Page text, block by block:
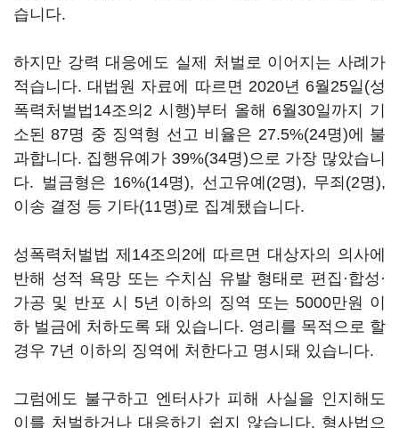
습니다.
하지만 강력 대응에도 실제 처벌로 이어지는 사례가
적습니다. 대법원 자료에 따르면 2020년 6월25일(성
폭력처벌법14조의2 시행)부터 올해 6월30일까지 기
소된 87명 중 징역형 선고 비율은 27.5%(24명)에 불
과합니다. 집행유예가 39%(34명)으로 가장 많았습니
다. 벌금형은 16%(14명), 선고유예(2명), 무죄(2명),
이송 결정 등 기타(11명)로 집계됐습니다.
성폭력처벌법 제14조의2에 따르면 대상자의 의사에
반해 성적 욕망 또는 수치심 유발 형태로 편집·합성·
가공 및 반포 시 5년 이하의 징역 또는 5000만원 이
하 벌금에 처하도록 돼 있습니다. 영리를 목적으로 할
경우 7년 이하의 징역에 처한다고 명시돼 있습니다.
그럼에도 불구하고 엔터사가 피해 사실을 인지해도
이를 처벌하거나 대응하기 쉽지 않습니다. 형사법으